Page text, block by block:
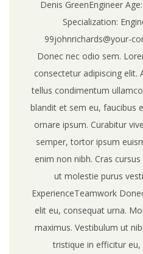
Denis GreenEngineer
Specialization:
99johnrichards@your-
Donec nec odio sem.
consectetur adipiscing elit.
tellus condimentum
blandit et sem eu, faucibus
ornare ipsum. Curabitur
semper, tortor ipsum
enim non nibh. Cras
ut molestie purus
ExperienceTeamwork
elit eu, consequat urna.
maximus. Vestibulum ut
tristique in efficitur